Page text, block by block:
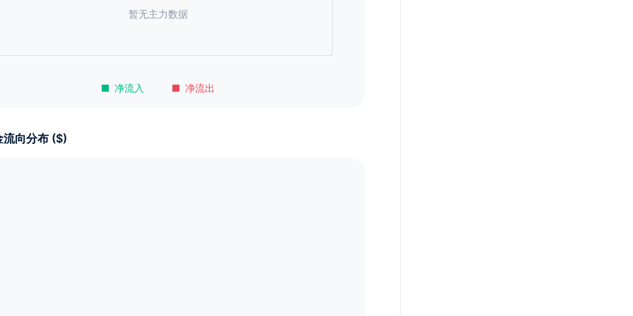
净流入 净流出
暂无主力数据
向分布 ($)